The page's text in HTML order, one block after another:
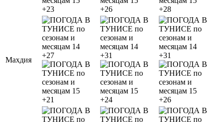
+23 +26 +28
Махдия
+27
+21
+31
+24
+31
+26